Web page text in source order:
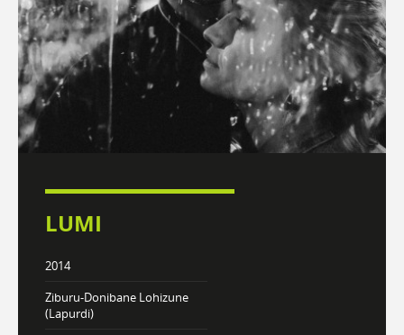
LUMI
2014
Ziburu-Donibane Lohizune
(Lapurdi)